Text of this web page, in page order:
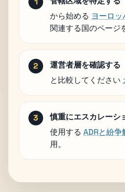
から始める ヨーロ
関連する国のページ
運営者層を確認する
と比較してください
慎重にエスカレーシ
使用する ADRと紛争
用。